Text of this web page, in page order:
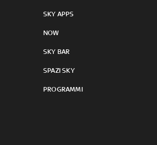
SKY APPS
NOW
SKY BAR
SPAZI SKY
PROGRAMMI